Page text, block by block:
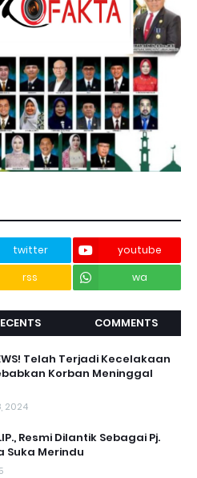
twitter
youtube
rss wa
COMMENTS
Telah Terjadi Kecelakaan
Korban Meninggal
2024
Resmi Dilantik Sebagai Pj.
Suka Merindu